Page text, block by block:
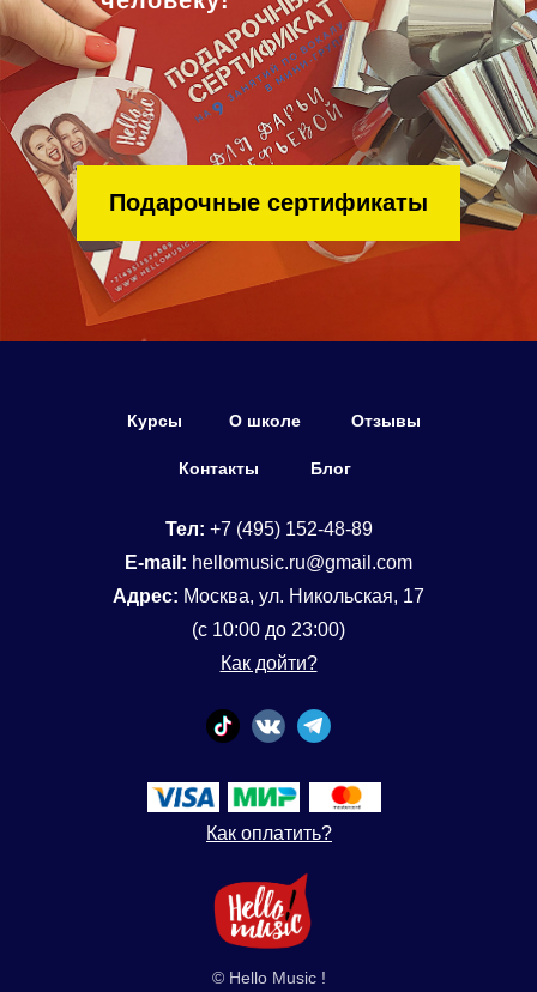
Подарочные сертификаты
Тел: +7 (495) 152-48-89
E-mail: hellomusic.ru@gmail.com
Адрес: Москва, ул. Никольская, 17
(с 10:00 до 23:00)
Как дойти?
Как оплатить?
© Hello Music !
Курсы О школе
Контакты
Отзывы
Блог